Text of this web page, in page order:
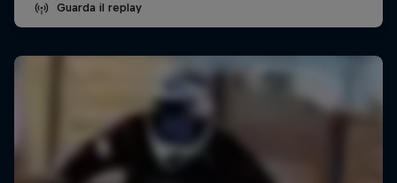
Guarda il replay